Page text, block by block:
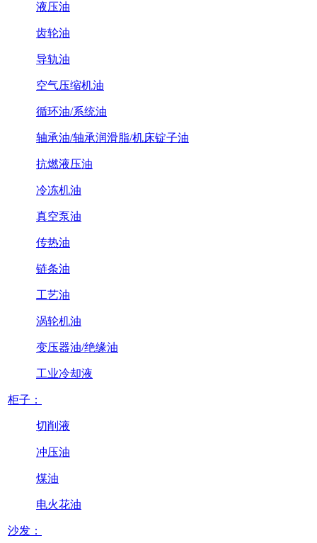
液压油
齿轮油
导轨油
空气压缩机油
循环油/系统油
轴承油/轴承润滑脂/机床锭子油
抗燃液压油
冷冻机油
真空泵油
传热油
链条油
工艺油
涡轮机油
变压器油/绝缘油
工业冷却液
柜子：
切削液
冲压油
煤油
电火花油
沙发：